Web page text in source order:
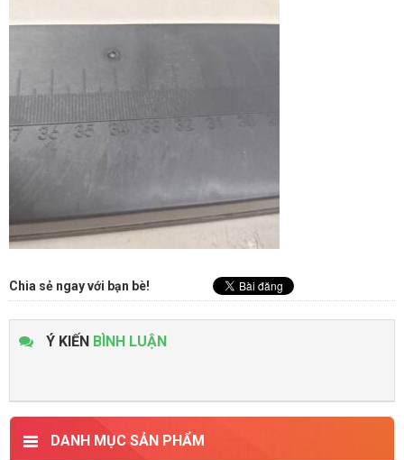
Chia sẻ ngay với bạn bè!
Ý KIẾN BÌNH LUẬN
DANH MỤC SẢN PHẨM